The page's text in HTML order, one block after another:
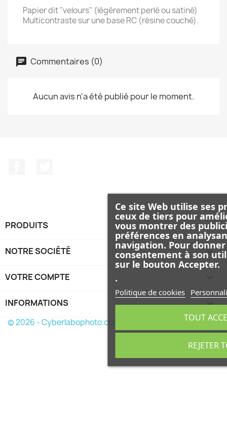
Ce site Web utilise ses
ceux de tiers pour
vous montrer des
préférences en
navigation. Pour
consentement à son
sur le bouton Accepter.
.
Politique de cookies
REJETER
TOUT
Papier dit "velours" (légèrement perlé ou satiné)
Multicontraste sur une base RC (résine couché).
Commentaires (0)
Aucun avis n'a été publié pour le moment.
PRODUITS 
NOTRE SOCIÉTÉ 
VOTRE COMPTE
INFORMATIONS keyboard_arrow_down
© 2026 - Cyberlabophoto.com